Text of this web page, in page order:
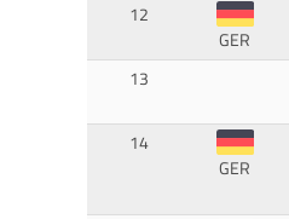
12
GER
13
14
GER